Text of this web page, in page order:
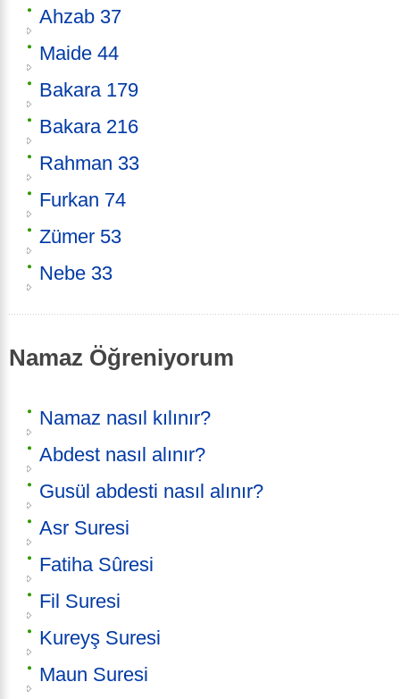
Ahzab 37
Maide 44
Bakara 179
Bakara 216
Rahman 33
Furkan 74
Zümer 53
Nebe 33
Namaz Öğreniyorum
Namaz nasıl kılınır?
Abdest nasıl alınır?
Gusül abdesti nasıl alınır?
Asr Suresi
Fatiha Sûresi
Fil Suresi
Kureyş Suresi
Maun Suresi